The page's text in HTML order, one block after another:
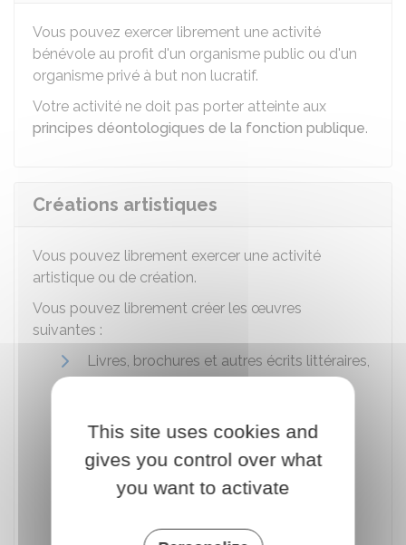
Vous pouvez exercer librement une activité
bénévole au profit d'un organisme public ou d'un
organisme privé à but non lucratif.
Votre activité ne doit pas porter atteinte aux
principes déontologiques de la fonction publique.
Créations artistiques
Vous pouvez librement exercer une activité
artistique ou de création.
Vous pouvez librement créer les œuvres
suivantes :
Livres, brochures et autres écrits littéraires,
artistiques et scientifiques
plaidoiries et autres œuvres de même
nature
Œuvres dramatiques ou dramatico-
Œuvres chorégraphiques, numéros et
This site uses cookies and
gives you control over what
you want to activate